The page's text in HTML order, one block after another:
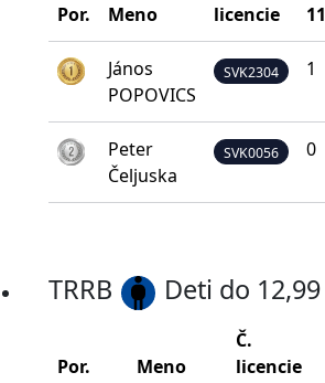
Por. Meno
licencie
11
János
POPOVICS
SVK2304 1
Peter
Čeljuska
SVK0056 0
TRRB Deti do 12,99
Por. Meno
Č.
licencie